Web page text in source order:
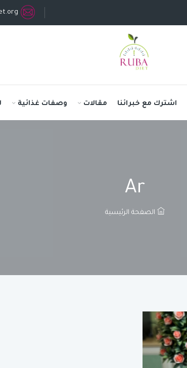
اشترك مع خبرائنا مقالات وصفات غذائية
Ar
الصفحة الرئيسية